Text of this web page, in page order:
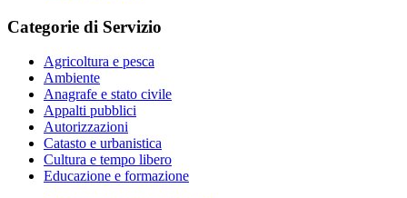
Categorie di Servizio
Agricoltura e pesca
Ambiente
Anagrafe e stato civile
Appalti pubblici
Autorizzazioni
Catasto e urbanistica
Cultura e tempo libero
Educazione e formazione